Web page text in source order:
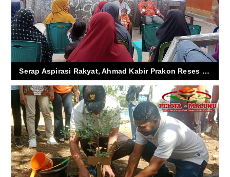
Serap Aspirasi Rakyat, Ahmad Kabir Prakon Reses di Pesisir Kecamatan Pulau-pulau Aru